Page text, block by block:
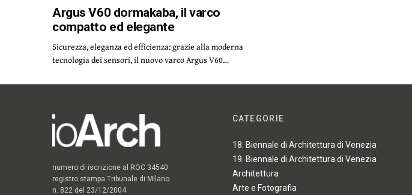
Argus V60 dormakaba, il varco
compatto ed elegante
Sicurezza, eleganza ed efficienza: grazie alla moderna
tecnologia dei sensori, il nuovo varco Argus V60…
numero di iscrizione al ROC 34540
registro stampa Tribunale di Milano
n. 822 del 23/12/2004
CATEGORIE
18. Biennale di Architettura di Venezia
19. Biennale di Architettura di Venezia
Architettura
Arte e Fotografia